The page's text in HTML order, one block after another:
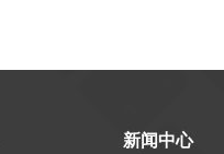
新闻中心